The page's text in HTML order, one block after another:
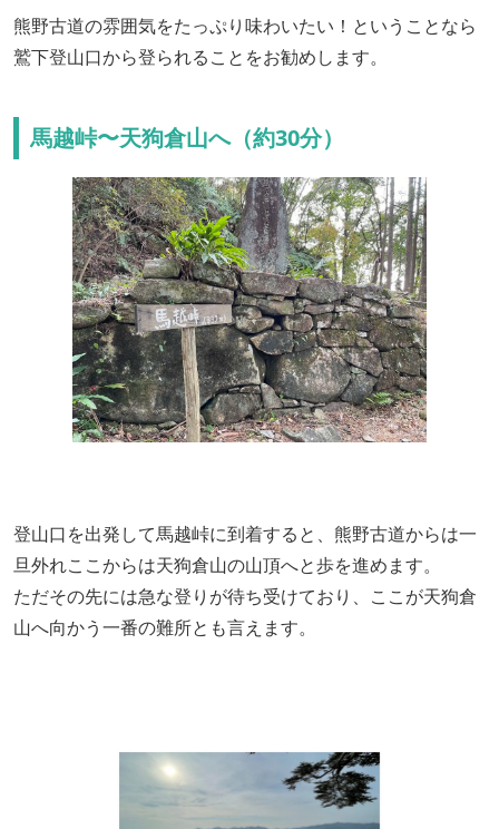
熊野古道の雰囲気をたっぷり味わいたい！ということなら
鷲下登山口から登られることをお勧めします。
馬越峠〜天狗倉山へ（約30分）
登山口を出発して馬越峠に到着すると、熊野古道からは一
旦外れここからは天狗倉山の山頂へと歩を進めます。
ただその先には急な登りが待ち受けており、ここが天狗倉
山へ向かう一番の難所とも言えます。